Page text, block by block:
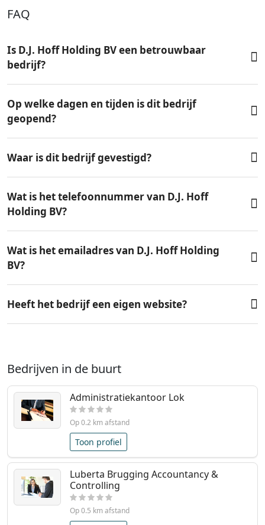
FAQ
Is D.J. Hoff Holding BV een betrouwbaar
bedrijf?
Op welke dagen en tijden is dit bedrijf
geopend?
Waar is dit bedrijf gevestigd?
Wat is het telefoonnummer van D.J. Hoff
Holding BV?
Wat is het emailadres van D.J. Hoff Holding
BV?
Heeft het bedrijf een eigen website?
Bedrijven in de buurt
Administratiekantoor Lok
Op 0.2 km afstand
Toon profiel
Luberta Brugging Accountancy &
Controlling
Op 0.5 km afstand